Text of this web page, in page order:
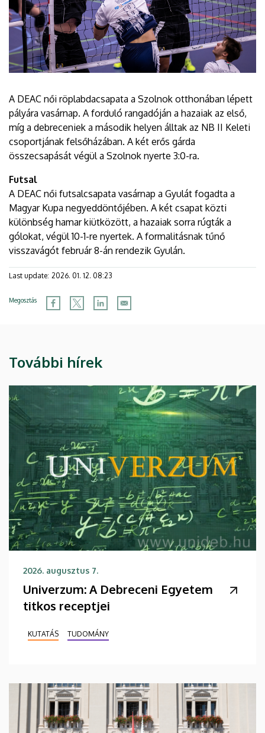
A DEAC női röplabdacsapata a Szolnok otthonában lépett
pályára vasárnap. A forduló rangadóján a hazaiak az első,
míg a debreceniek a második helyen álltak az NB II Keleti
csoportjának felsőházában. A két erős gárda
összecsapását végül a Szolnok nyerte 3:0-ra.
Futsal
A DEAC női futsalcsapata vasárnap a Gyulát fogadta a
Magyar Kupa negyeddöntőjében. A két csapat közti
különbség hamar kiütközött, a hazaiak sorra rúgták a
gólokat, végül 10-1-re nyertek. A formalitásnak tűnő
visszavágót február 8-án rendezik Gyulán.
Last update: 2026. 01. 12. 08:23
Megosztás
További hírek
2026. augusztus 7.
Univerzum: A Debreceni Egyetem
titkos receptjei
KUTATÁS TUDOMÁNY